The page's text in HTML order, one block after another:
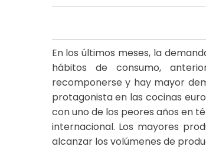
En los últimos meses, la
hábitos de consumo,
recomponerse y hay mayor
protagonista en las cocinas
con uno de los peores años en
internacional. Los mayores
alcanzar los volúmenes de